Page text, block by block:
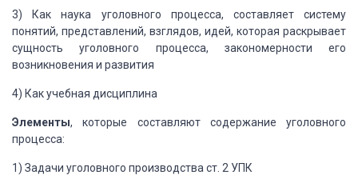
3) Как наука уголовного процесса, составляет систему
понятий, представлений, взглядов, идей, которая раскрывает
сущность уголовного процесса, закономерности его
возникновения и развития
4) Как учебная дисциплина
Элементы, которые составляют содержание уголовного
процесса:
1) Задачи уголовного производства ст. 2 УПК